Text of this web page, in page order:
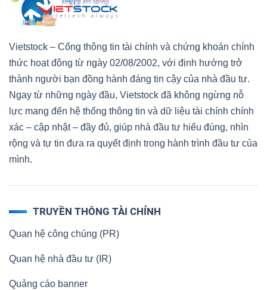
Vietstock – Cổng thông tin tài chính và chứng khoán chính
thức hoạt động từ ngày 02/08/2002, với định hướng trở
thành người bạn đồng hành đáng tin cậy của nhà đầu tư.
Ngay từ những ngày đầu, Vietstock đã không ngừng nỗ
lực mang đến hệ thống thông tin và dữ liệu tài chính chính
xác – cập nhật – đầy đủ, giúp nhà đầu tư hiểu đúng, nhìn
rộng và tự tin đưa ra quyết định trong hành trình đầu tư của
mình.
TRUYỀN THÔNG TÀI CHÍNH
Quan hệ công chúng (PR)
Quan hệ nhà đầu tư (IR)
Quảng cáo banner